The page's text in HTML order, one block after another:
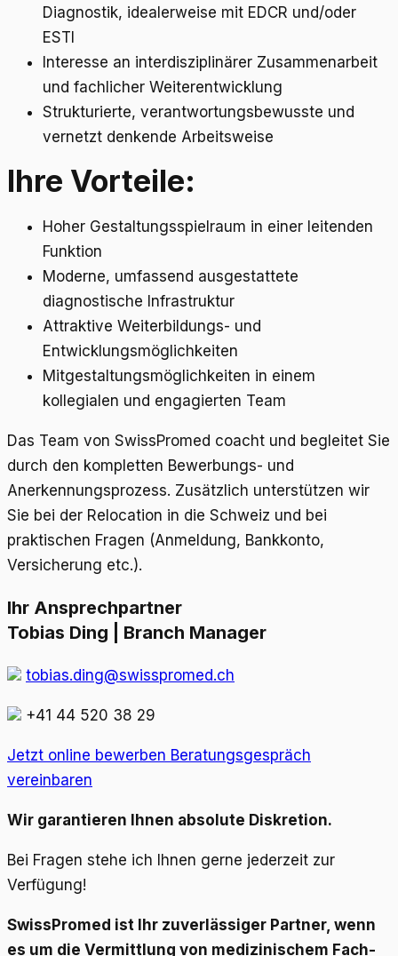
Diagnostik, idealerweise mit EDCR und/oder
ESTI
Interesse an interdisziplinärer Zusammenarbeit
und fachlicher Weiterentwicklung
Strukturierte, verantwortungsbewusste und
vernetzt denkende Arbeitsweise
Ihre Vorteile:
Hoher Gestaltungsspielraum in einer leitenden
Funktion
Moderne, umfassend ausgestattete
diagnostische Infrastruktur
Attraktive Weiterbildungs- und
Entwicklungsmöglichkeiten
Mitgestaltungsmöglichkeiten in einem
kollegialen und engagierten Team
Das Team von SwissPromed coacht und begleitet Sie
durch den kompletten Bewerbungs- und
Anerkennungsprozess. Zusätzlich unterstützen wir
Sie bei der Relocation in die Schweiz und bei
praktischen Fragen (Anmeldung, Bankkonto,
Versicherung etc.).
Ihr Ansprechpartner
Tobias Ding | Branch Manager
tobias.ding@swisspromed.ch
+41 44 520 38 29
Jetzt online bewerben Beratungsgespräch
vereinbaren
Wir garantieren Ihnen absolute Diskretion.
Bei Fragen stehe ich Ihnen gerne jederzeit zur
Verfügung!
SwissPromed ist Ihr zuverlässiger Partner, wenn
es um die Vermittlung von medizinischem Fach-